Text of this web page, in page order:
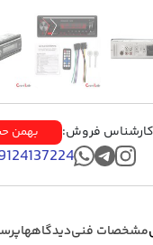
کارشناس فروش: بهمن
مشخصات فنیدیدگاهها